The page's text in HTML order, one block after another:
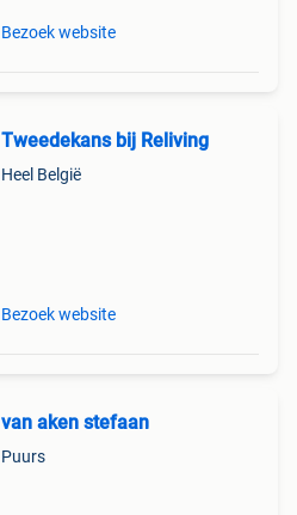
Bezoek website
Tweedekans bij Reliving
Heel België
Bezoek website
van aken stefaan
Puurs